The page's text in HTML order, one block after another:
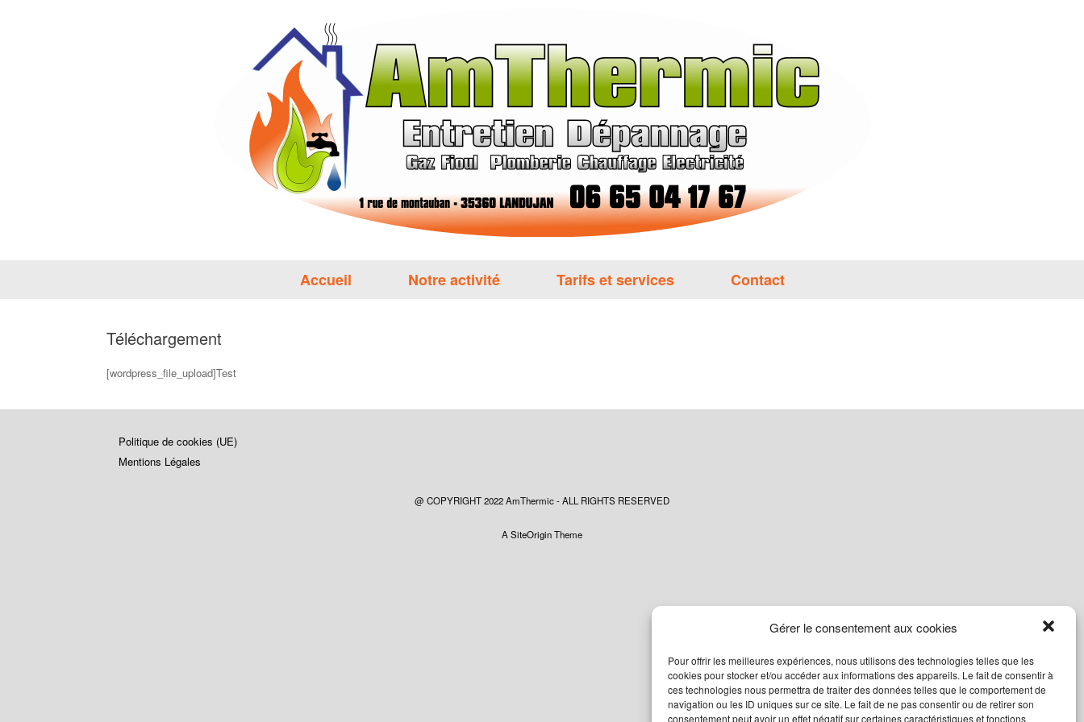
Gérer le consentement aux cookies
Pour offrir les meilleures expériences, nous utilisons des technologies telles que les
cookies pour stocker et/ou accéder aux informations des appareils. Le fait de consentir à
ces technologies nous permettra de traiter des données telles que le comportement de
navigation ou les ID uniques sur ce site. Le fait de ne pas consentir ou de retirer son
consentement peut avoir un effet négatif sur certaines caractéristiques et fonctions.
Accueil Notre activité Tarifs et services Contact
Téléchargement
[wordpress_file_upload]Test
Politique de cookies (UE)
Mentions Légales
@ COPYRIGHT 2022 AmThermic - ALL RIGHTS RESERVED
A SiteOriginTheme